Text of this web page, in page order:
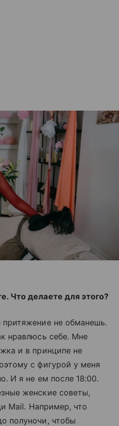
Что делаете для этого?
не обманешь.
нравлюсь себе. Мне
и в принципе не
с фигурой у меня
И я не ем после 18:00.
женские советы,
Mail. Например, что
полуночи, чтобы